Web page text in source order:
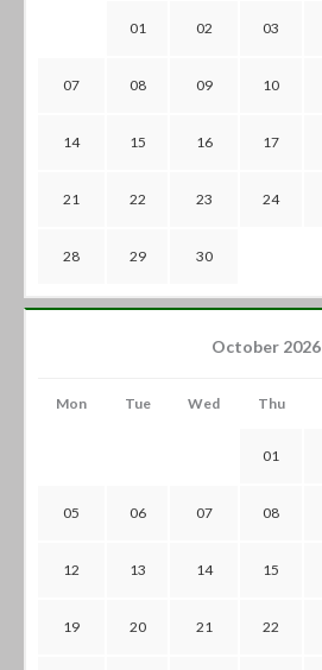
01 02 03
07 08 09 10
14 15 16 17
21 22 23 24
28 29 30
October 2026
Mon Tue Wed Thu
01
05 06 07 08
12 13 14 15
19 20 21 22